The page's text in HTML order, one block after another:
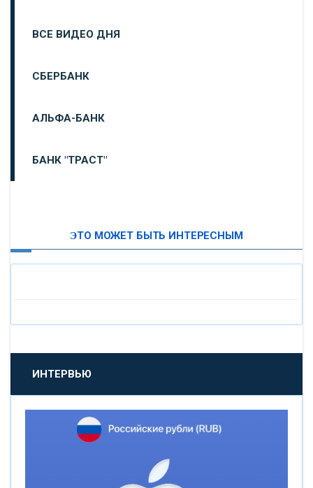
ВСЕ ВИДЕО ДНЯ
СБЕРБАНК
АЛЬФА-БАНК
БАНК "ТРАСТ"
«БАНК САНКТ-ПЕТЕРБУРГ»
«ПРОМСВЯЗЬБАНК»
«НОВИКОМБАНК»
ЭТО МОЖЕТ БЫТЬ ИНТЕРЕСНЫМ
ИНТЕРВЬЮ